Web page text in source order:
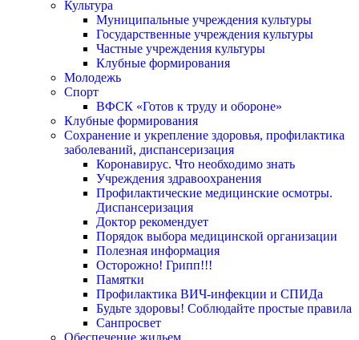
Культура
Муниципальные учреждения культуры
Государственные учреждения культуры
Частные учреждения культуры
Клубные формирования
Молодежь
Спорт
ВФСК «Готов к труду и обороне»
Клубные формирования
Сохранение и укрепление здоровья, профилактика
заболеваний, диспансеризация
Коронавирус. Что необходимо знать
Учреждения здравоохранения
Профилактические медицинские осмотры.
Диспансеризация
Доктор рекомендует
Порядок выбора медицинской организации
Полезная информация
Осторожно! Грипп!!!
Памятки
Профилактика ВИЧ-инфекции и СПИДа
Будьте здоровы! Соблюдайте простые правила
Санпросвет
Обеспечение жильем